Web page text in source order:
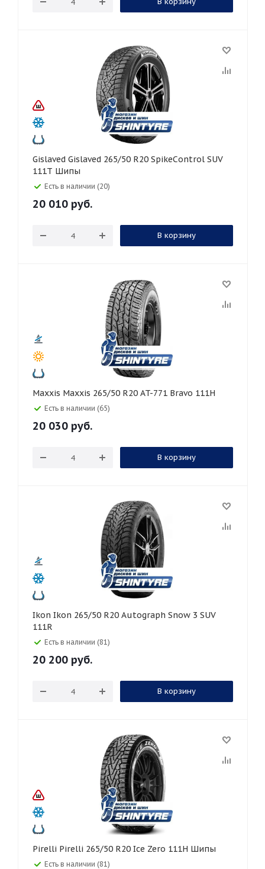
Gislaved Gislaved 265/50 R20 SpikeControl SUV
111T Шипы
Есть в наличии (20)
20 010 руб.
В корзину
Maxxis Maxxis 265/50 R20 AT-771 Bravo 111H
Есть в наличии (65)
20 030 руб.
В корзину
Ikon Ikon 265/50 R20 Autograph Snow 3 SUV
111R
Есть в наличии (81)
20 200 руб.
В корзину
Pirelli Pirelli 265/50 R20 Ice Zero 111H Шипы
Есть в наличии (81)